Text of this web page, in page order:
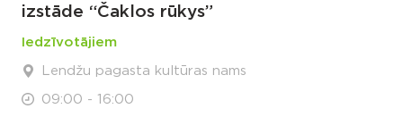
izstāde “Čaklos rūkys”
Iedzīvotājiem
Lendžu pagasta kultūras nams
09:00 - 16:00